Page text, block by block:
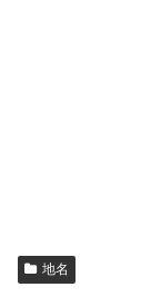
地名